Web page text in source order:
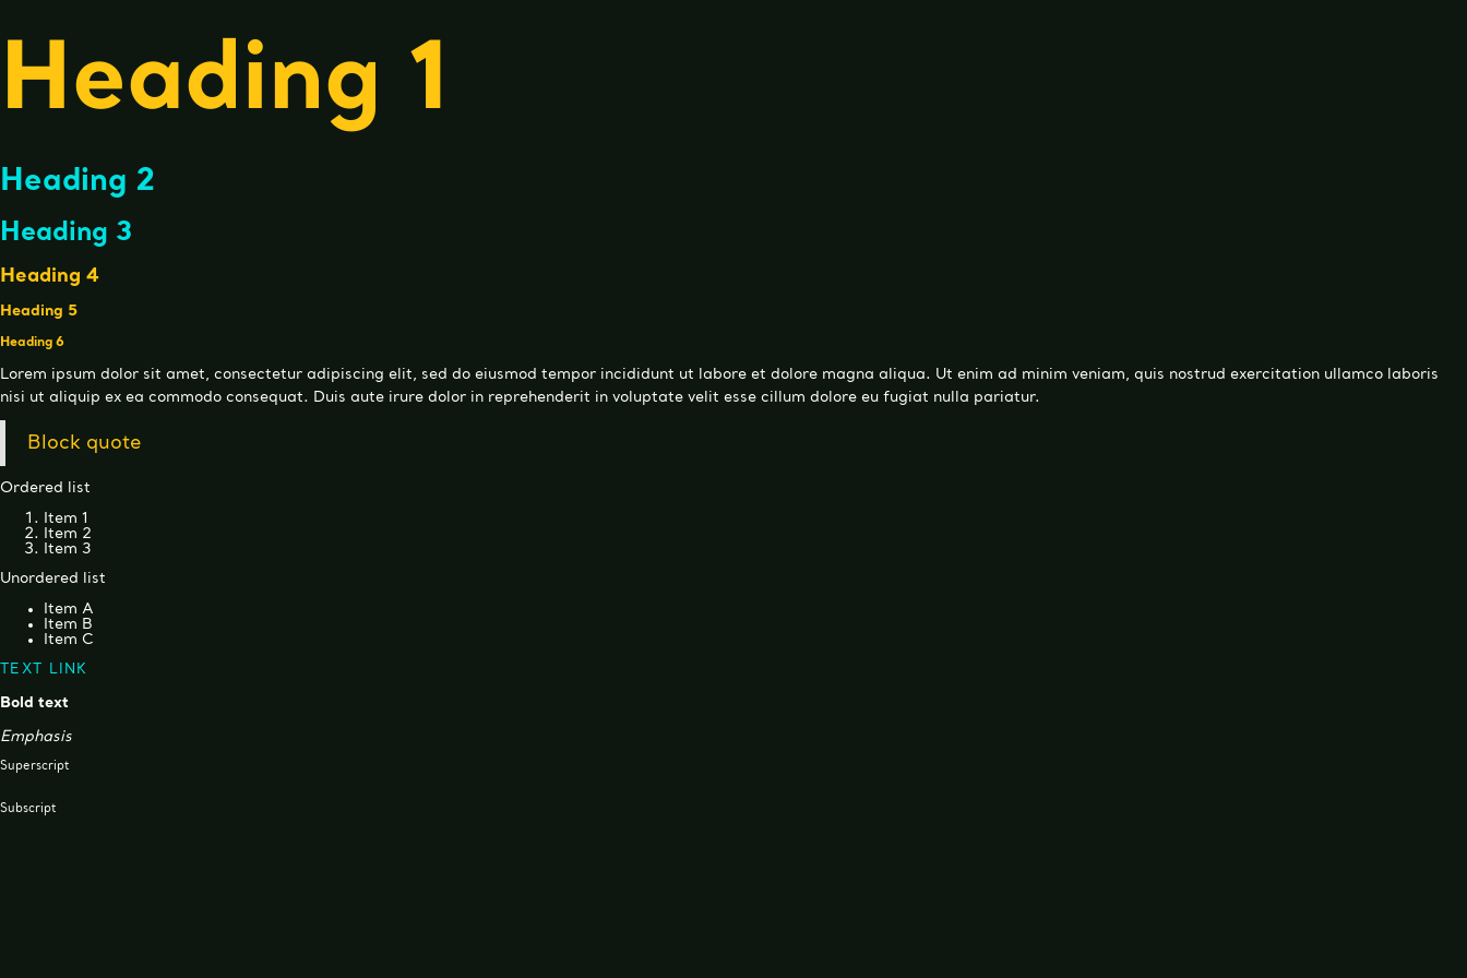
Heading 1
Heading 2
Heading 3
Heading 4
Heading 5
Heading 6
Lorem ipsum dolor sit amet, consectetur adipiscing elit, sed do eiusmod tempor incididunt ut labore et dolore magna aliqua. Ut enim ad minim veniam, quis nostrud exercitation ullamco laboris
nisi ut aliquip ex ea commodo consequat. Duis aute irure dolor in reprehenderit in voluptate velit esse cillum dolore eu fugiat nulla pariatur.
Block quote
Ordered list
Item 1
Item 2
Item 3
Unordered list
Item A
Item B
Item C
TEXT LINK
Bold text
Emphasis
Superscript
Subscript